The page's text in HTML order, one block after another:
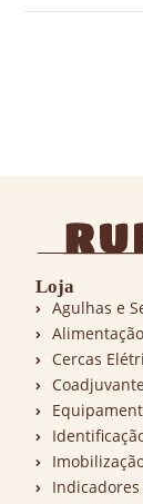
Loja
Agulhas e
Alimentação
Cercas
Coadjuvante
Indicadores